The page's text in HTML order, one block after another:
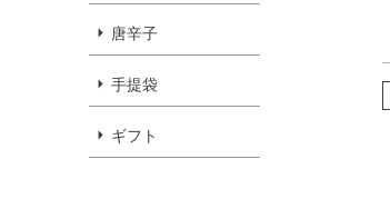
唐辛子
手提袋
ギフト